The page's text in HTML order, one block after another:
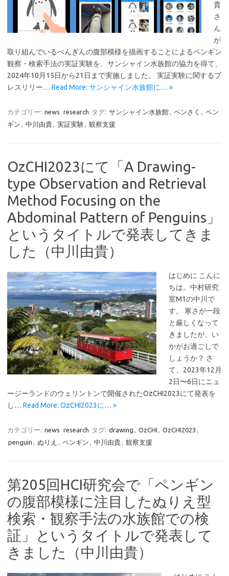
貴
さ
ん
が
取り組んでいるぺんぎんの腹部模様を描画することによるペンギン
観察・検索手法の実証実験を、サンシャイン水族館の協力を得て、
2024年10月15日から21日まで実施しました。 実証実験に関するプ
レスリリー… Read More: サンシャイン水族館に… »
カテゴリー: news research タグ: サンシャイン水族館, ペンさく , ペン
ギン , 中川由貴, 実証実験, 観察支援
OzCHI2023にて「A Drawing-
type Observation and Retrieval
Method Focusing on the
Abdominal Pattern of Penguins」
というタイトルで発表してきま
した（中川由貴）
はじめに こんに
ちは。中村研究
室M1の中川で
す。 寒さが一段
と厳しくなって
きましたが、い
かがお過ごしで
しょうか？ さ
て、2023年12月
2日〜6日にニュ
ージーランドのウェリントンで開催されたOzCHI2023にて発表を
し… Read More: OzCHI2023に… »
カテゴリー: news research タグ: drawing , OzCHI , OzCHI2023 ,
penguin , ぬりえ , ペンギン , 中川由貴, 観察支援
第205回HCI研究会で「ペンギン
の腹部模様に注目したぬりえ型
検索・観察手法の水族館での検
証」というタイトルで発表して
きました（中川由貴）